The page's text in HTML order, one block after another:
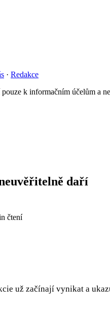
· Redakce
k informačním účelům a
daří
čtení
už začínají vynikat a